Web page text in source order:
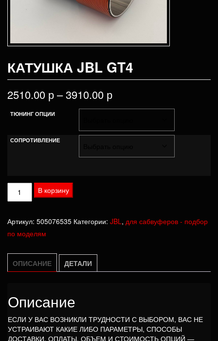
КАТУШКА JBL GT4
2510.00 р–3910.00 р
ТЮНИНГ ОПЦИИ
СОПРОТИВЛЕНИЕ
Количество
товара
Jbl
gt4
В корзину
Артикул: 505076535 Категории: JBL, для сабвуферов - подбор
по моделям
ОПИСАНИЕ ДЕТАЛИ
Описание
ЕСЛИ У ВАС ВОЗНИКЛИ ТРУДНОСТИ С ВЫБОРОМ, ВАС НЕ
УСТРАИВАЮТ КАКИЕ ЛИБО ПАРАМЕТРЫ, СПОСОБЫ
ДОСТАВКИ, ОПЛАТЫ, ОБЪЕМ И СТОИМОСТЬ ОПЦИЙ —